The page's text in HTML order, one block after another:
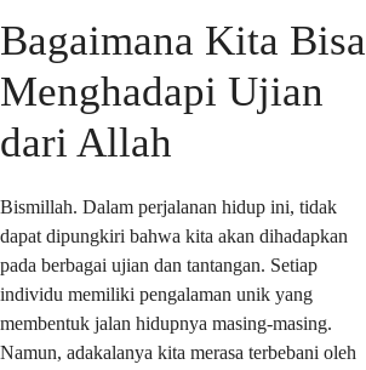
Bagaimana Kita Bisa
Menghadapi Ujian
dari Allah
Bismillah. Dalam perjalanan hidup ini, tidak
dapat dipungkiri bahwa kita akan dihadapkan
pada berbagai ujian dan tantangan. Setiap
individu memiliki pengalaman unik yang
membentuk jalan hidupnya masing-masing.
Namun, adakalanya kita merasa terbebani oleh